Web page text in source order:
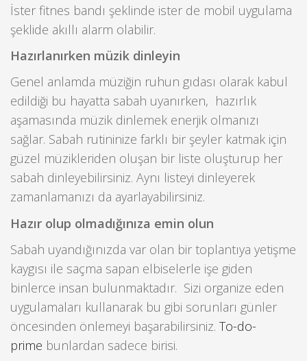
İster fitnes bandı şeklinde ister de mobil uygulama
şeklide akıllı alarm olabilir.
Hazırlanırken müzik dinleyin
Genel anlamda müziğin ruhun gıdası olarak kabul
edildiği bu hayatta sabah uyanırken, hazırlık
aşamasında müzik dinlemek enerjik olmanızı
sağlar. Sabah rutininize farklı bir şeyler katmak için
güzel müzikleriden oluşan bir liste oluşturup her
sabah dinleyebilirsiniz. Aynı listeyi dinleyerek
zamanlamanızı da ayarlayabilirsiniz.
Hazır olup olmadığınıza emin olun
Sabah uyandığınızda var olan bir toplantıya yetişme
kaygısı ile saçma sapan elbiselerle işe giden
binlerce insan bulunmaktadır. Sizi organize eden
uygulamaları kullanarak bu gibi sorunları günler
öncesinden önlemeyi başarabilirsiniz. To-do-
prime bunlardan sadece birisi.